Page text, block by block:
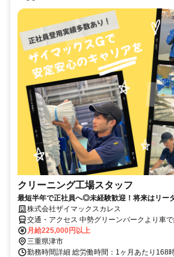
クリーニング工場スタッフ
最短半年で正社員へ◎未経験歓迎！将来はリー
株式会社ザイマックスカレス
交通・アクセス 中勢グリーンパークより車
目」バス停より徒歩8分 ・近鉄津駅より車で
月給225,000円以上
三重県津市
勤務時間詳細 総労働時間：1ヶ月あたり168